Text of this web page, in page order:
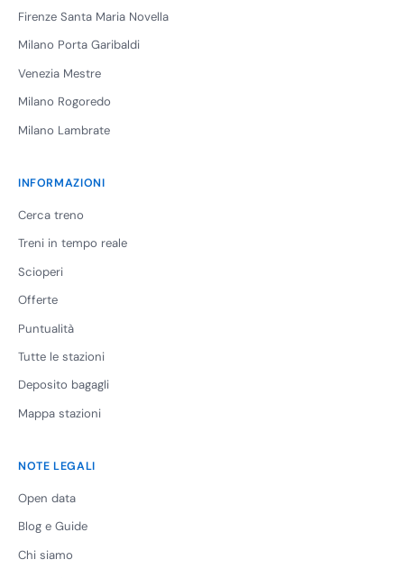
Firenze Santa Maria Novella
Milano Porta Garibaldi
Venezia Mestre
Milano Rogoredo
Milano Lambrate
INFORMAZIONI
Cerca treno
Treni in tempo reale
Scioperi
Offerte
Puntualità
Tutte le stazioni
Deposito bagagli
Mappa stazioni
NOTE LEGALI
Open data
Blog e Guide
Chi siamo